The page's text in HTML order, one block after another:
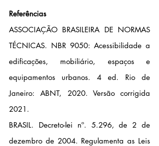
Referências
ASSOCIAÇÃO BRASILEIRA DE NORMAS
TÉCNICAS. NBR 9050: Acessibilidade a
edificações, mobiliário, espaços e
equipamentos urbanos. 4 ed. Rio de
Janeiro: ABNT, 2020. Versão corrigida
2021.
BRASIL. Decreto-lei nº. 5.296, de 2 de
dezembro de 2004. Regulamenta as Leis